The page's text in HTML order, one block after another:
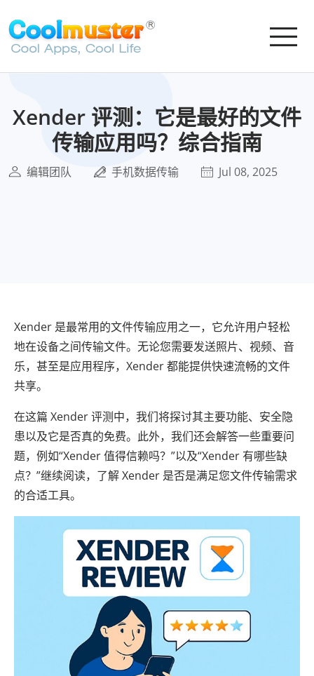
Xender 评测：它是最好的文件
传输应用吗？综合指南
编辑团队 手机数据传输 Jul 08, 2025
Xender 是最常用的文件传输应用之一，它允许用户轻松
地在设备之间传输文件。无论您需要发送照片、视频、音
乐，甚至是应用程序，Xender 都能提供快速流畅的文件
共享。
在这篇 Xender 评测中，我们将探讨其主要功能、安全隐
患以及它是否真的免费。此外，我们还会解答一些重要问
题，例如“Xender 值得信赖吗？”以及“Xender 有哪些缺
点？”继续阅读，了解 Xender 是否是满足您文件传输需求
的合适工具。